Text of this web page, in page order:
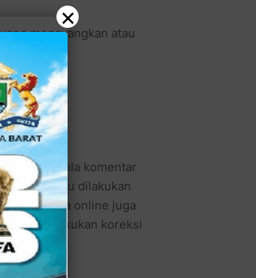
menayangkan atau
mengelola komentar
Itu dilakukan
Media online juga
melakukan koreksi
×